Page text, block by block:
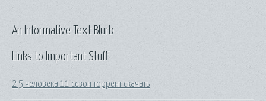
Links to Important Stuff
2 5 человека 11 сезон торрент скачать
An Informative Text Blurb